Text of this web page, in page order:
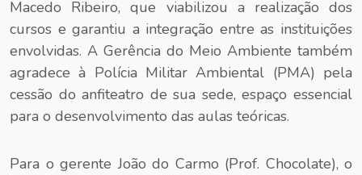
Macedo Ribeiro, que viabilizou a realização dos
cursos e garantiu a integração entre as instituições
envolvidas. A Gerência do Meio Ambiente também
agradece à Polícia Militar Ambiental (PMA) pela
cessão do anfiteatro de sua sede, espaço essencial
para o desenvolvimento das aulas teóricas.
Para o gerente João do Carmo (Prof. Chocolate), o